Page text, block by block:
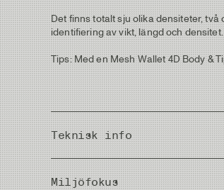
Det finns totalt sju olika densiteter,
identifiering av vikt, längd och
Tips: Med en Mesh Wallet 4D Body &
Teknisk info
Density
Miljöfokus